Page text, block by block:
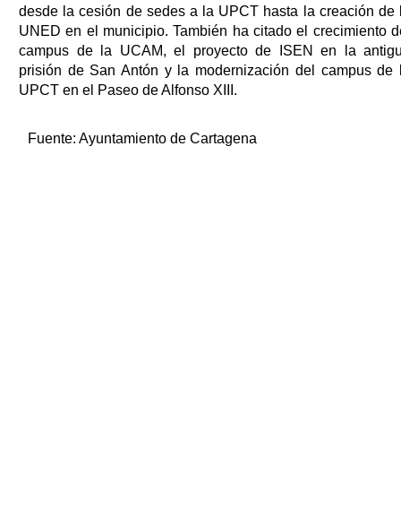
desde la cesión de sedes a la UPCT hasta la creación de
UNED en el municipio. También ha citado el crecimiento
campus de la UCAM, el proyecto de ISEN en la
prisión de San Antón y la modernización del campus de
UPCT en el Paseo de Alfonso XIII.
Fuente: Ayuntamiento de Cartagena